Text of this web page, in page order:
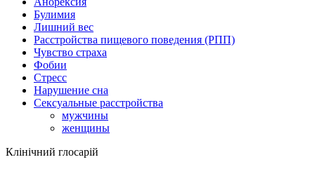
Булимия
Лишний вес
Расстройства пищевого поведения (РПП)
Чувство страха
Фобии
Стресс
Нарушение сна
Сексуальные расстройства
мужчины
женщины
Клінічний глосарій